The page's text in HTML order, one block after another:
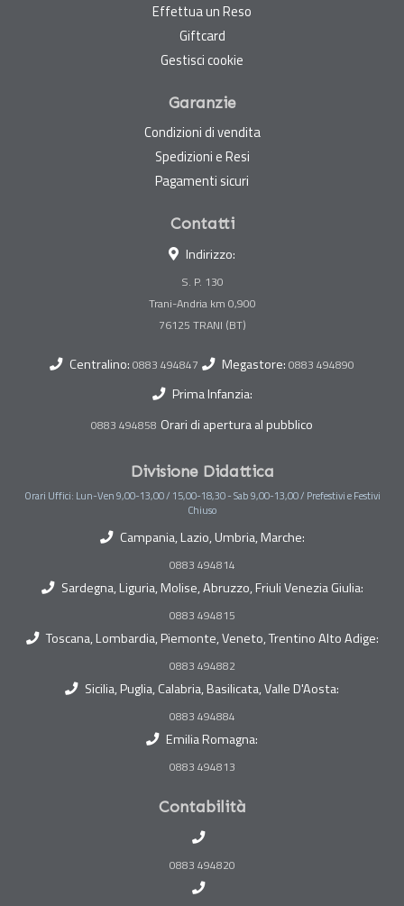
Effettua un Reso
Giftcard
Gestisci cookie
Garanzie
Condizioni di vendita
Spedizioni e Resi
Pagamenti sicuri
Contatti
Indirizzo:
S. P. 130
Trani-Andria km 0,900
Centralino: 0883 494847 Megastore: 0883 494890
Prima Infanzia:
0883 494858 Orari di apertura al pubblico
Divisione Didattica
Orari Uffici: Lun-Ven 9,00-13,00 / 15,00-18,30 - Sab 9,00-13,00 / Prefestivi e Festivi
Chiuso
Campania, Lazio, Umbria, Marche:
0883 494814
Sardegna, Liguria, Molise, Abruzzo, Friuli Venezia Giulia:
0883 494815
Toscana, Lombardia, Piemonte, Veneto, Trentino Alto Adige:
0883 494882
Sicilia, Puglia, Calabria, Basilicata, Valle D'Aosta:
0883 494884
Emilia Romagna:
0883 494813
Contabilità
0883 494820